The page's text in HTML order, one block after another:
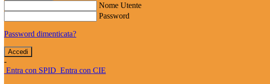
Nome Utente
Password
Password dimenticata?
-
Entra con SPID Entra con CIE